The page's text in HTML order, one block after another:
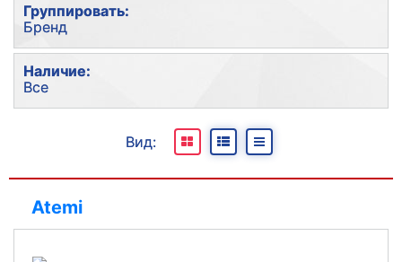
По популярности
По наименованию
По цене
Группировать:
Бренд
Без группировки
Бренд
Наличие:
Все
Под заказ
Отсутствуют
Вид:
Atemi